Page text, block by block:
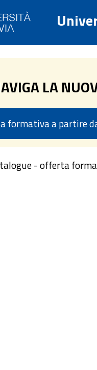
LA
formativa a partire
- offerta